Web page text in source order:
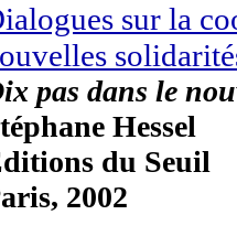
sur la
pas dans le
Hessel
du Seuil
2002